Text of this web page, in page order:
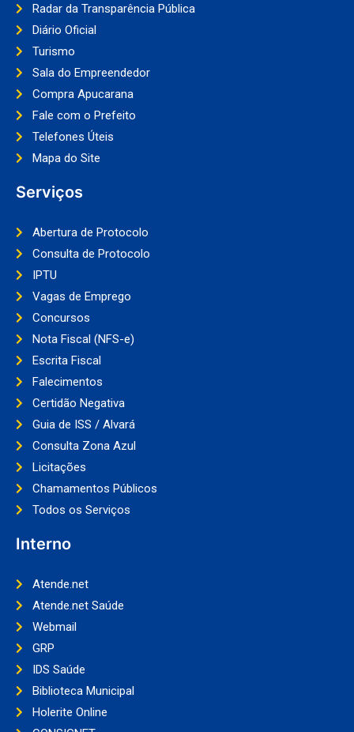
Radar da Transparência Pública
Diário Oficial
Turismo
Sala do Empreendedor
Compra Apucarana
Fale com o Prefeito
Telefones Úteis
Mapa do Site
Serviços
Abertura de Protocolo
Consulta de Protocolo
IPTU
Vagas de Emprego
Concursos
Nota Fiscal (NFS-e)
Escrita Fiscal
Falecimentos
Certidão Negativa
Guia de ISS / Alvará
Consulta Zona Azul
Licitações
Chamamentos Públicos
Todos os Serviços
Interno
Atende.net
Atende.net Saúde
Webmail
GRP
IDS Saúde
Biblioteca Municipal
Holerite Online